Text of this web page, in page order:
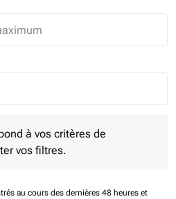
trip Selected
à vos critères de
vos filtres.
au cours des dernières 48 heures et